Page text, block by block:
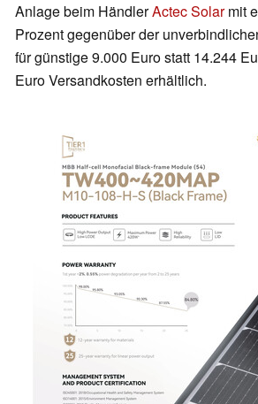
Anlage beim HändlerActec Solarmit
Prozent gegenüber der
für günstige 9.000 Euro statt 14.244
Euro Versandkosten erhältlich.